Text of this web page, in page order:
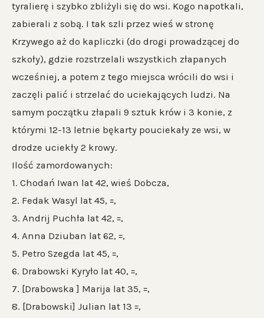
tyralierę i szybko zbliżyli się do wsi. Kogo napotkali,
zabierali z sobą. I tak szli przez wieś w stronę
Krzywego aż do kapliczki (do drogi prowadzącej do
szkoły), gdzie rozstrzelali wszystkich złapanych
wcześniej, a potem z tego miejsca wrócili do wsi i
zaczęli palić i strzelać do uciekających ludzi. Na
samym początku złapali 9 sztuk krów i 3 konie, z
którymi 12-13 letnie bękarty pouciekały ze wsi, w
drodze uciekły 2 krowy.
Ilość zamordowanych:
1. Chodań Iwan lat 42, wieś Dobcza,
2. Fedak Wasyl lat 45, ꞊,
3. Andrij Puchła lat 42, ꞊,
4. Anna Dziuban lat 62, ꞊,
5. Petro Szegda lat 45, ꞊,
6. Drabowski Kyryło lat 40, ꞊,
7. [Drabowska ] Marija lat 35, ꞊,
8. [Drabowski] Julian lat 13 ꞊,